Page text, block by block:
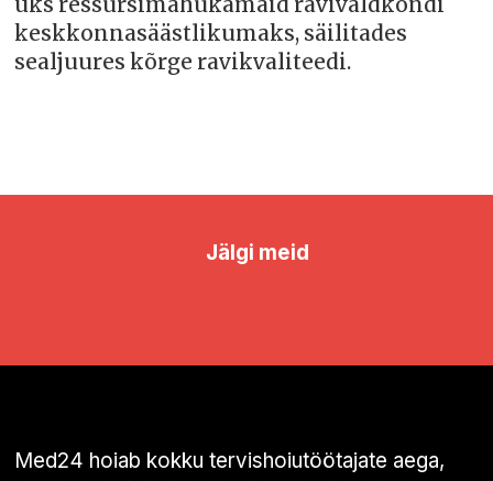
keskkonnasäästlikumaks, säilitades
sealjuures kõrge ravikvaliteedi.
Jälgi meid
Med24 hoiab kokku tervishoiutöötajate aega,